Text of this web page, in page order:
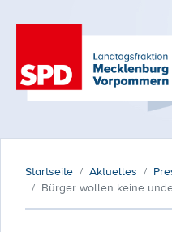
Startseite Aktuelles
Bürger wollen keine